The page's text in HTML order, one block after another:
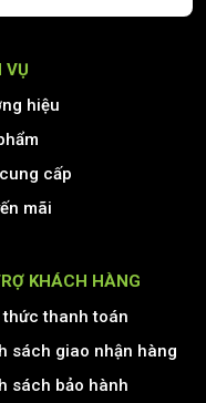
VỤ
hiệu
cấp
mãi
KHÁCH HÀNG
thức thanh toán
sách giao nhận hàng
sách bảo hành